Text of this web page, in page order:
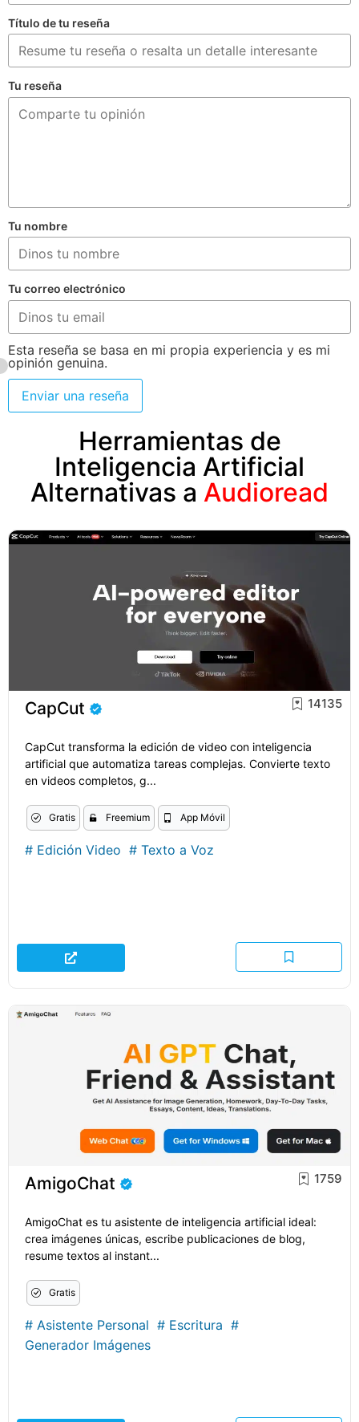
Título de tu reseña
Tu reseña
Tu nombre
Tu correo electrónico
Esta reseña se basa en mi propia experiencia y es mi
opinión genuina.
Enviar una reseña
Herramientas de
Inteligencia Artificial
Alternativas a Audioread
CapCut 14135
CapCut transforma la edición de video con inteligencia
artificial que automatiza tareas complejas. Convierte texto
en videos completos, g...
Gratis Freemium App Móvil
# Edición Video # Texto a Voz
AmigoChat 1759
AmigoChat es tu asistente de inteligencia artificial ideal:
crea imágenes únicas, escribe publicaciones de blog,
resume textos al instant...
Gratis
# Asistente Personal # Escritura #
Generador Imágenes